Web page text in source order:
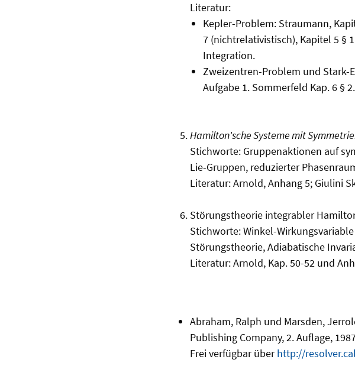
Literatur:
Kepler-Problem: Straumann,
7 (nichtrelativistisch), Kapitel 5 §
Integration.
Zweizentren-Problem und Stark-
Aufgabe 1. Sommerfeld Kap. 6 § 2.
Hamilton'sche Systeme mit
Stichworte: Gruppenaktionen auf
Lie-Gruppen, reduzierter
Literatur: Arnold, Anhang 5; Giulini
Störungstheorie integrabler
Stichworte: Winkel-
Störungstheorie, Adiabatische
Literatur: Arnold, Kap. 50-52 und
Abraham, Ralph und Marsden,
Publishing Company, 2. Auflage,
Frei verfügbar überhttp://